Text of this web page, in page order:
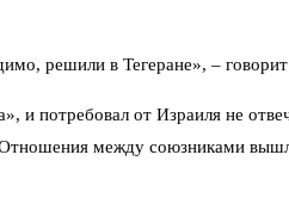
решили в Тегеране», –
и потребовал от Израиля не
между союзниками